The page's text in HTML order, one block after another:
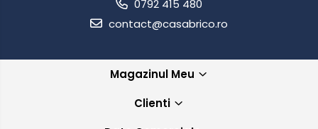
0792 415 480
contact@casabrico.ro
Magazinul Meu
Clienti